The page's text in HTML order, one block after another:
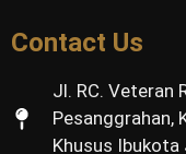
Contact Us
Jl. RC. Veteran
Pesanggrahan,
Khusus